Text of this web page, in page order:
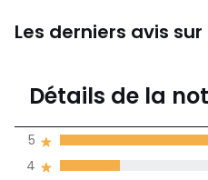
Les derniers avis
de
Détails de la
4
5